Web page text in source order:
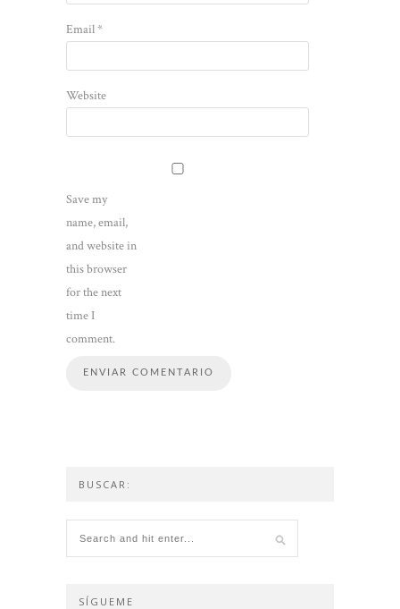
Email*
Website
Save my
name, email,
and website in
this browser
for the next
time I
comment.
BUSCAR:
SÍGUEME